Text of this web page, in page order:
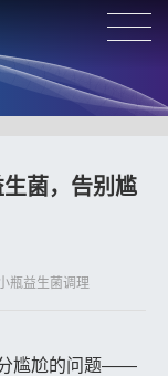
菌，告别尴
瓶益生菌调理
分尴尬的问题——